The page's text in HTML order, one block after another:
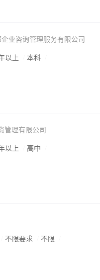
业咨询管理服务有限公司
以上 本科
管理有限公司
以上 高中
不限要求 不限